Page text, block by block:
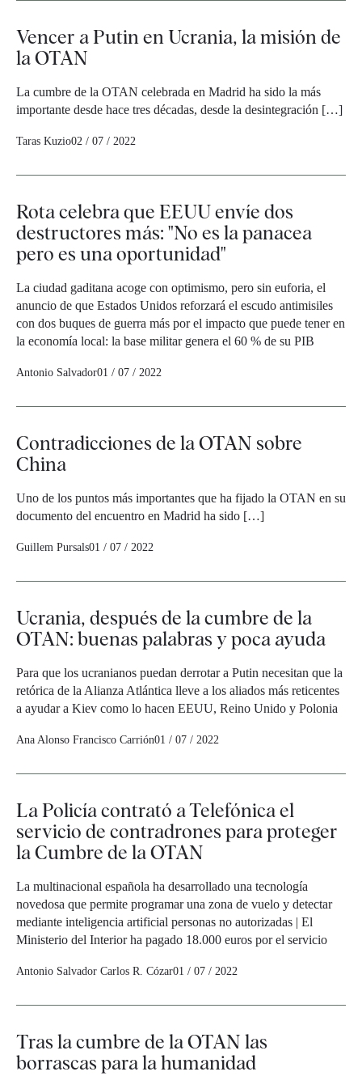
Vencer a Putin en Ucrania, la misión de
la OTAN
La cumbre de la OTAN celebrada en Madrid ha sido la más
importante desde hace tres décadas, desde la desintegración […]
Taras Kuzio02 / 07 / 2022
Rota celebra que EEUU envíe dos
destructores más: "No es la panacea
pero es una oportunidad"
La ciudad gaditana acoge con optimismo, pero sin euforia, el
anuncio de que Estados Unidos reforzará el escudo antimisiles
con dos buques de guerra más por el impacto que puede tener en
la economía local: la base militar genera el 60 % de su PIB
Antonio Salvador01 / 07 / 2022
Contradicciones de la OTAN sobre
China
Uno de los puntos más importantes que ha fijado la OTAN en su
documento del encuentro en Madrid ha sido […]
Guillem Pursals01 / 07 / 2022
Ucrania, después de la cumbre de la
OTAN: buenas palabras y poca ayuda
Para que los ucranianos puedan derrotar a Putin necesitan que la
retórica de la Alianza Atlántica lleve a los aliados más reticentes
a ayudar a Kiev como lo hacen EEUU, Reino Unido y Polonia
Ana Alonso Francisco Carrión01 / 07 / 2022
La Policía contrató a Telefónica el
servicio de contradrones para proteger
la Cumbre de la OTAN
La multinacional española ha desarrollado una tecnología
novedosa que permite programar una zona de vuelo y detectar
mediante inteligencia artificial personas no autorizadas | El
Ministerio del Interior ha pagado 18.000 euros por el servicio
Antonio Salvador Carlos R. Cózar01 / 07 / 2022
Tras la cumbre de la OTAN las
borrascas para la humanidad